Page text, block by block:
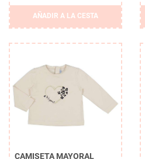
AÑADIR A LA CESTA
CAMISETA MAYORAL